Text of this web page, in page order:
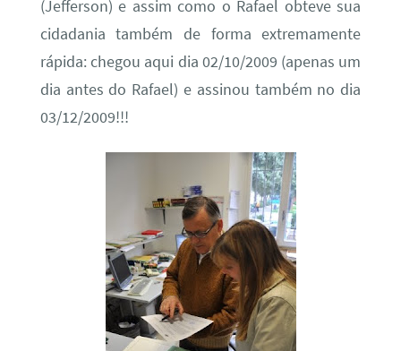
(Jefferson) e assim como o Rafael obteve sua
cidadania também de forma extremamente
rápida: chegou aqui dia 02/10/2009 (apenas um
dia antes do Rafael) e assinou também no dia
03/12/2009!!!